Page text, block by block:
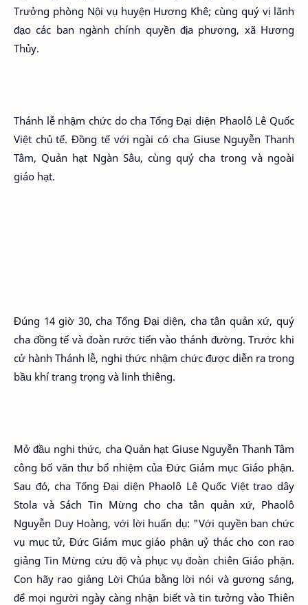
Trưởng phòng Nội vụ huyện Hương Khê; cùng quý vị lãnh
đạo các ban ngành chính quyền địa phương, xã Hương
Thủy.
Thánh lễ nhậm chức do cha Tổng Đại diện Phaolô Lê Quốc
Việt chủ tế. Đồng tế với ngài có cha Giuse Nguyễn Thanh
Tâm, Quản hạt Ngàn Sâu, cùng quý cha trong và ngoài
giáo hạt.
Đúng 14 giờ 30, cha Tổng Đại diện, cha tân quản xứ, quý
cha đồng tế và đoàn rước tiến vào thánh đường. Trước khi
cử hành Thánh lễ, nghi thức nhậm chức được diễn ra trong
bầu khí trang trọng và linh thiêng.
Mở đầu nghi thức, cha Quản hạt Giuse Nguyễn Thanh Tâm
công bố văn thư bổ nhiệm của Đức Giám mục Giáo phận.
Sau đó, cha Tổng Đại diện Phaolô Lê Quốc Việt trao dây
Stola và Sách Tin Mừng cho cha tân quản xứ, Phaolô
Nguyễn Duy Hoàng, với lời huấn dụ: "Với quyền ban chức
vụ mục tử, Đức Giám mục giáo phận uỷ thác cho con rao
giảng Tin Mừng cứu độ và phục vụ đoàn chiên Giáo phận.
Con hãy rao giảng Lời Chúa bằng lời nói và gương sáng,
để mọi người ngày càng nhận biết và tin tưởng vào Thiên